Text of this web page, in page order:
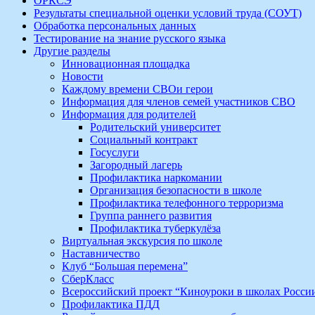
Результаты специальной оценки условий труда (СОУТ)
Обработка персональных данных
Тестирование на знание русского языка
Другие разделы
Инновационная площадка
Новости
Каждому времени СВОи герои
Информация для членов семей участников СВО
Информация для родителей
Родительский университет
Социальный контракт
Госуслуги
Загородный лагерь
Профилактика наркомании
Организация безопасности в школе
Профилактика телефонного терроризма
Группа раннего развития
Профилактика туберкулёза
Виртуальная экскурсия по школе
Наставничество
Клуб “Большая перемена”
СберКласс
Всероссийский проект “Киноуроки в школах
Профилактика ПДД